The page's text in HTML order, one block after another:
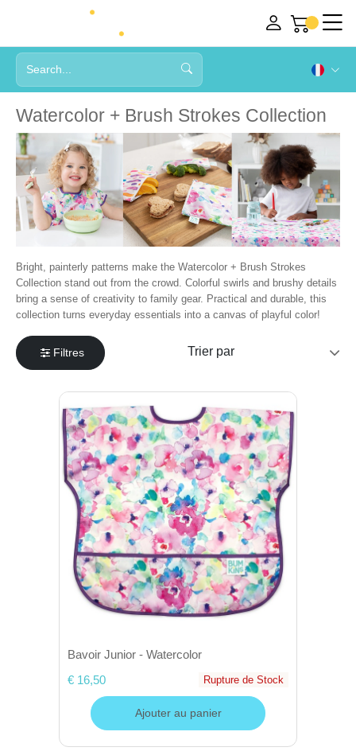
Watercolor + Brush Strokes Collection
Bright, painterly patterns make the Watercolor + Brush Strokes
Collection stand out from the crowd. Colorful swirls and brushy details
bring a sense of creativity to family gear. Practical and durable, this
collection turns everyday essentials into a canvas of playful color!
Filtres
Bavoir Junior - Watercolor
€ 16,50
Rupture de Stock
Ajouter au panier